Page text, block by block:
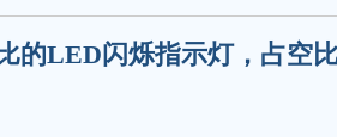
的LED闪烁指示灯，占空